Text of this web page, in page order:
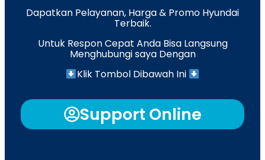
Dapatkan Pelayanan, Harga & Promo Hyundai
Terbaik.
Untuk Respon Cepat Anda Bisa Langsung
Menghubungi saya Dengan
Klik Tombol Dibawah Ini
Support Online